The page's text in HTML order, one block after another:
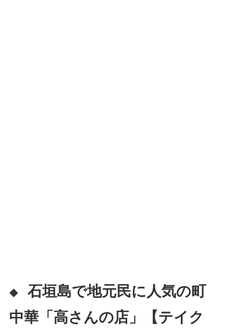
◆ 石垣島で地元民に人気の町
中華「高さんの店」【テイク